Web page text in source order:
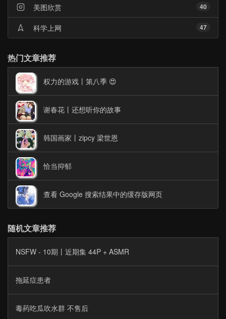
40
美图欣赏
47
科学上网
热门文章推荐
权力的游戏丨第八季 😍
谢春花丨还想听你的故事
韩国画家丨zipcy 梁世恩
恰当抑郁
查看 Google 搜索结果中的缓存版网页
随机文章推荐
NSFW - 10期丨近期集 44P + ASMR
拖延症患者
毒药吃瓜吹水群 不售后